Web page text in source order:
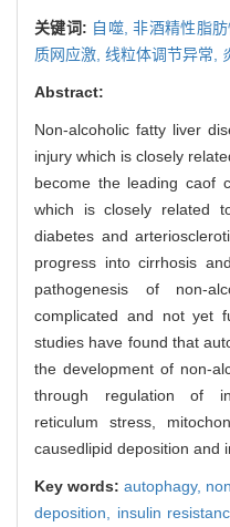
关键词: 自噬,非酒精性脂肪
质网应激, 线粒体调节异常,
Abstract:
Non-alcoholic fatty liver
injury which is closely
become the leading caof
which is closely related
diabetes and
progress into cirrhosis
pathogenesis of non-
complicated and not yet
studies have found that
the development of non-
through regulation of
reticulum stress,
causedlipid deposition and
Key words: autophagy,
deposition, insulin